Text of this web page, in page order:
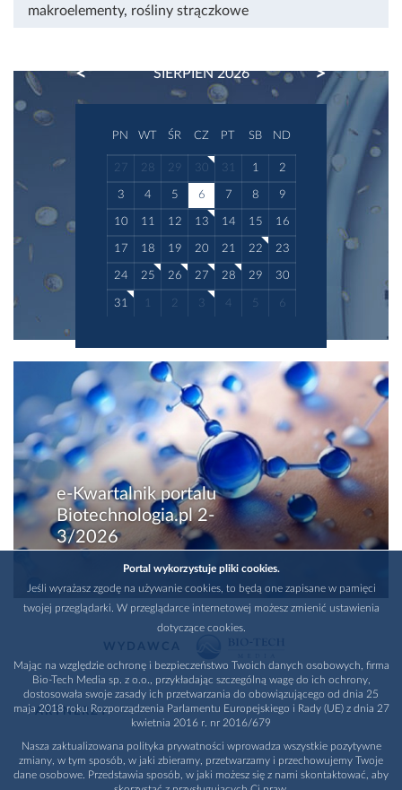
makroelementy, rośliny strączkowe
SIERPIEŃ 2026
PREVIOUS NEXT
PN WT ŚR CZ PT SB ND
27 28 29 30 31 1 2
3 4 5 6 7 8 9
10 11 12 13 14 15 16
17 18 19 20 21 22 23
24 25 26 27 28 29 30
31 1 2 3 4 5 6
e-Kwartalnik portalu
Biotechnologia.pl 2-
3/2026
PARTNERZY
Portal wykorzystuje pliki cookies.
Jeśli wyrażasz zgodę na używanie cookies, to będą one zapisane w pamięci
twojej przeglądarki. W przeglądarce internetowej możesz zmienić ustawienia
dotyczące cookies.
Mając na względzie ochronę i bezpieczeństwo Twoich danych osobowych, firma
Bio-Tech Media sp. z o.o., przykładając szczególną wagę do ich ochrony,
dostosowała swoje zasady ich przetwarzania do obowiązującego od dnia 25
maja 2018 roku Rozporządzenia Parlamentu Europejskiego i Rady (UE) z dnia 27
kwietnia 2016 r. nr 2016/679
Nasza zaktualizowana polityka prywatności wprowadza wszystkie pozytywne
zmiany, w tym sposób, w jaki zbieramy, przetwarzamy i przechowujemy Twoje
dane osobowe. Przedstawia sposób, w jaki możesz się z nami skontaktować, aby